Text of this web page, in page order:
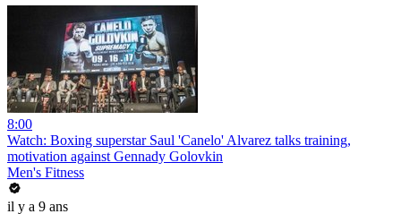
8:00
Watch: Boxing superstar Saul 'Canelo' Alvarez talks training,
motivation against Gennady Golovkin
Men's Fitness
il y a 9 ans